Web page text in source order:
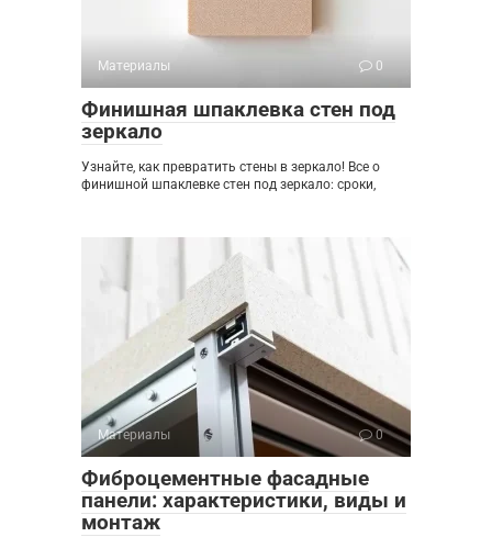
Материалы 0
Финишная шпаклевка стен под
зеркало
Узнайте, как превратить стены в зеркало! Все о
финишной шпаклевке стен под зеркало: сроки,
Материалы 0
Фиброцементные фасадные
панели: характеристики, виды и
монтаж